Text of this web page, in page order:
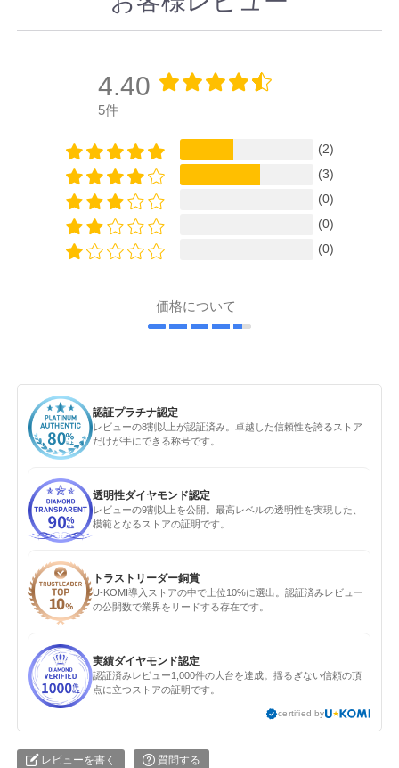
4.40
5件
(2)
(3)
(0)
(0)
(0)
価格について
認証プラチナ認定
レビューの8割以上が認証済み。卓越した信頼性を誇るストア
だけが手にできる称号です。
透明性ダイヤモンド認定
レビューの9割以上を公開。最高レベルの透明性を実現した、
模範となるストアの証明です。
トラストリーダー銅賞
U-KOMI導入ストアの中で上位10%に選出。認証済みレビュー
の公開数で業界をリードする存在です。
実績ダイヤモンド認定
認証済みレビュー1,000件の大台を達成。揺るぎない信頼の頂
点に立つストアの証明です。
certified by
レビューを書く 質問する